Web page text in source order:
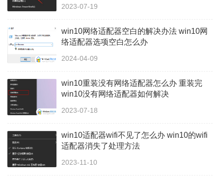
2023-07-19
win10网络适配器空白的解决办法 win10网
络适配器选项空白怎么办
2024-04-09
win10重装没有网络适配器怎么办 重装完
win10没有网络适配器如何解决
2023-07-18
win10适配器wifi不见了怎么办 win10的wifi
适配器消失了处理方法
2023-11-10